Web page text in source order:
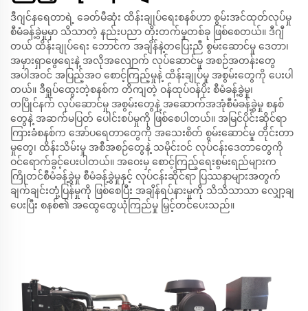
ဒီဂျင်နရေတာရဲ့ ခေတ်မီဆုံး ထိန်းချုပ်ရေးစနစ်ဟာ စွမ်းအင်ထုတ်လုပ်မှု
စီမံခန့်ခွဲမှုမှာ သိသာတဲ့ နည်းပညာ တိုးတက်မှုတစ်ခု ဖြစ်စေတယ်။ ဒီဂျီ
တယ် ထိန်းချုပ်ရေး ဘောင်က အချိန်နဲ့တပြေးညီ စွမ်းဆောင်မှု ဒေတာ၊
အမှားရှာဖွေရေးနဲ့ အလိုအလျောက် လုပ်ဆောင်မှု အစဉ်အတန်းတွေ
အပါအဝင် အပြည့်အဝ စောင့်ကြည့်မှုနဲ့ ထိန်းချုပ်မှု အစွမ်းတွေကို ပေးပါ
တယ်။ ဒီရှုပ်ထွေးတဲ့စနစ်က တိကျတဲ့ ဝန်ထုပ်ဝန်ပိုး စီမံခန့်ခွဲမှု၊
တပြိုင်နက် လုပ်ဆောင်မှု အစွမ်းတွေနဲ့ အဆောက်အအုံစီမံခန့်ခွဲမှု စနစ်
တွေနဲ့ အဆက်မပြတ် ပေါင်းစပ်မှုကို ဖြစ်စေပါတယ်။ အမြင်ပိုင်းဆိုင်ရာ
ကြားခံစနစ်က အော်ပရေတာတွေကို အသေးစိတ် စွမ်းဆောင်မှု တိုင်းတာ
မှုတွေ၊ ထိန်းသိမ်းမှု အစီအစဉ်တွေနဲ့ သမိုင်းဝင် လုပ်ငန်းဒေတာတွေကို
ဝင်ရောက်ခွင့်ပေးပါတယ်။ အဝေးမှ စောင့်ကြည့်ရေးစွမ်းရည်များက
ကြိုတင်စီမံခန့်ခွဲမှု စီမံခန့်ခွဲမှုနှင့် လုပ်ငန်းဆိုင်ရာ ပြဿနာများအတွက်
ချက်ချင်းတုံ့ပြန်မှုကို ဖြစ်စေပြီး အချိန်ရပ်နားမှုကို သိသိသာသာ လျှော့ချ
ပေးပြီး စနစ်၏ အထွေထွေယုံကြည်မှု မြှင့်တင်ပေးသည်။